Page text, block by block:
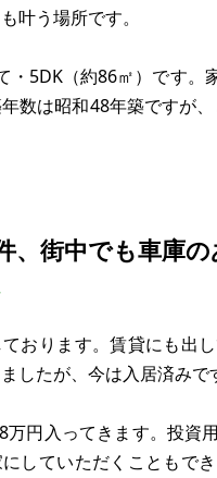
叶う場所です。
・5DK（約86㎡）です。
数は昭和48年築ですが
トイレ別
、街中でも車庫
おります。賃貸にも出
したが、今は入居済みで
万円入ってきます。投資
していただくこともで